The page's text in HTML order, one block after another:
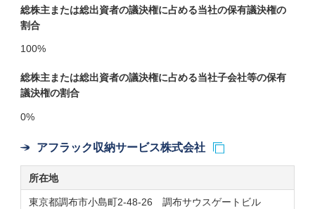
総株主または総出資者の議決権に占める当社の保有議決権の
割合
100%
総株主または総出資者の議決権に占める当社子会社等の保有
議決権の割合
0%
アフラック収納サービス株式会社
所在地
東京都調布市小島町2-48-26 調布サウスゲートビル